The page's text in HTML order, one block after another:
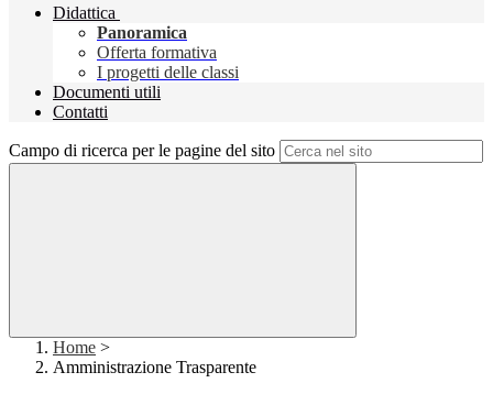
Didattica
Panoramica
Offerta formativa
I progetti delle classi
Documenti utili
Contatti
Campo di ricerca per le pagine del sito
Home >
Amministrazione Trasparente